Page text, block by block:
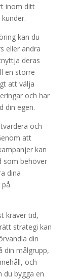
inom ditt
kan du
eller andra
deras
en större
att välja
och har
din egen.
och
att
kan
som behöver
dina
kräver tid,
strategi kan
din
din målgrupp,
och
du bygga en